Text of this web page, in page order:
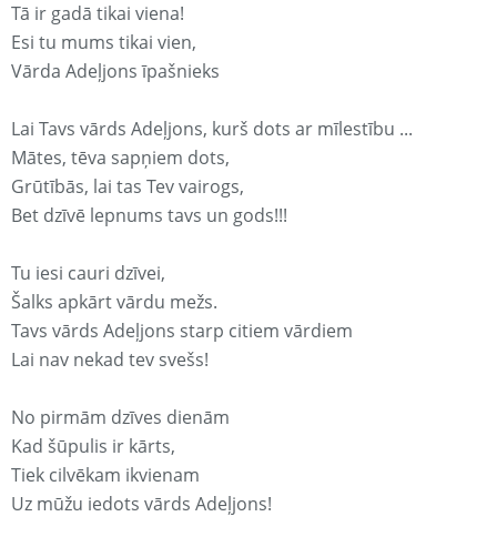
Tā ir gadā tikai viena!
Esi tu mums tikai vien,
Vārda Adeļjons īpašnieks
Lai Tavs vārds Adeļjons, kurš dots ar mīlestību ...
Mātes, tēva sapņiem dots,
Grūtībās, lai tas Tev vairogs,
Bet dzīvē lepnums tavs un gods!!!
Tu iesi cauri dzīvei,
Šalks apkārt vārdu mežs.
Tavs vārds Adeļjons starp citiem vārdiem
Lai nav nekad tev svešs!
No pirmām dzīves dienām
Kad šūpulis ir kārts,
Tiek cilvēkam ikvienam
Uz mūžu iedots vārds Adeļjons!